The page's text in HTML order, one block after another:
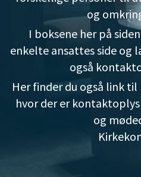
og
I boksene her på
enkelte ansattes side og
også
Her finder du også link
hvor der er
og